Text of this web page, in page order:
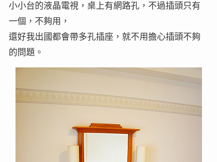
小小台的液晶電視，桌上有網路孔，不過插頭只有
一個，不夠用，
還好我出國都會帶多孔插座，就不用擔心插頭不夠
的問題。